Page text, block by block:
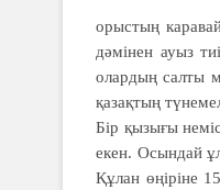
орыстың
дәмінен ауыз
олардың салты
қазақтың
Бір қызығы
екен. Осындай
Құлан өңіріне